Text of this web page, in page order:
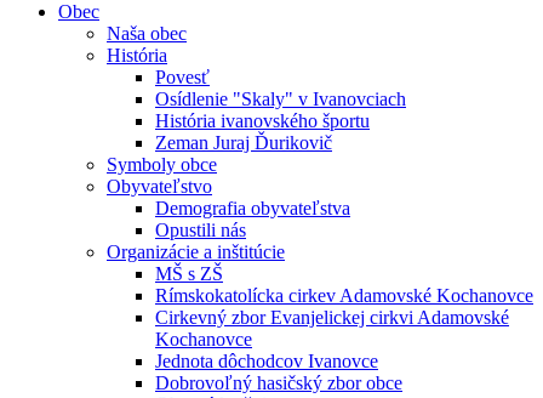
Obec
Naša obec
História
Povesť
Osídlenie "Skaly" v Ivanovciach
História ivanovského športu
Zeman Juraj Ďurikovič
Symboly obce
Obyvateľstvo
Demografia obyvateľstva
Opustili nás
Organizácie a inštitúcie
MŠ s ZŠ
Rímskokatolícka cirkev Adamovské Kochanovce
Cirkevný zbor Evanjelickej cirkvi Adamovské
Kochanovce
Jednota dôchodcov Ivanovce
Dobrovoľný hasičský zbor obce